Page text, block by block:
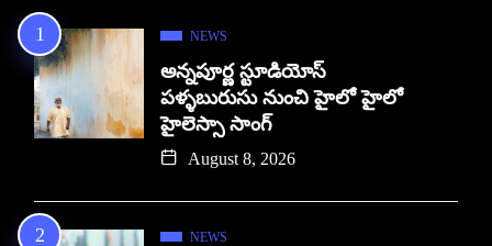
NEWS
అన్నపూర్ణ స్టూడియోస్
పళ్ళబురుసు నుంచి హైలో హైలో
హైలెస్సా సాంగ్
August 8, 2026
NEWS